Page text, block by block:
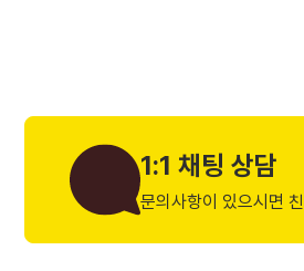
1:1 채팅 상담
문의사항이 있으시면